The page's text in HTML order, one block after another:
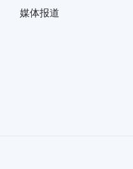
媒体报道